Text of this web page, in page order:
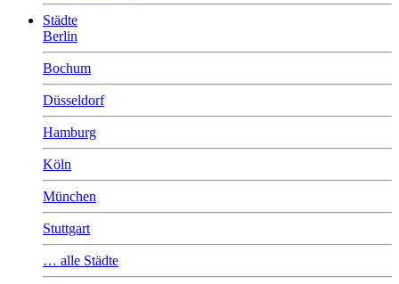
Städte
Berlin
Bochum
Düsseldorf
Hamburg
Köln
München
Stuttgart
… alle Städte